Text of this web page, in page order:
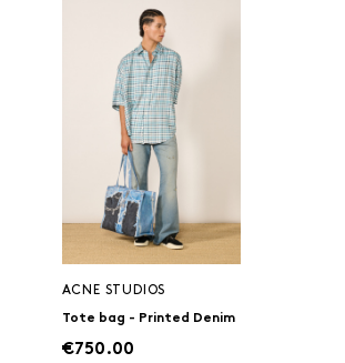
ACNE STUDIOS
Tote bag - Printed Denim
€750.00